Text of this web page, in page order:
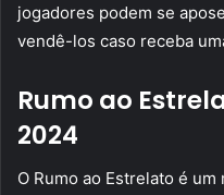
jogadores podem se
vendê-los caso receba
Rumo ao
2024
O Rumo ao Estrelato é